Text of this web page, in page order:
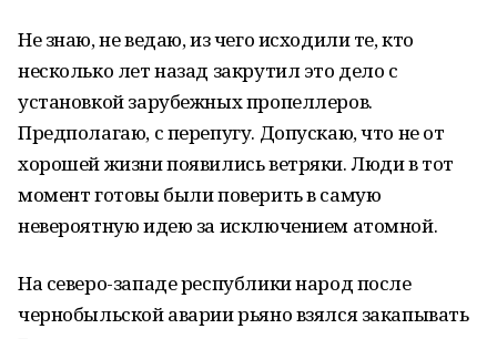
Не знаю, не ведаю, из чего исходили те, кто
несколько лет назад закрутил это дело с
установкой зарубежных пропеллеров.
Предполагаю, с перепугу. Допускаю, что не от
хорошей жизни появились ветряки. Люди в тот
момент готовы были поверить в самую
невероятную идею за исключением атомной.
На северо-западе республики народ после
чернобыльской аварии рьяно взялся закапывать